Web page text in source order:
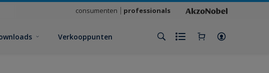
consumenten professionals
Verkooppunten